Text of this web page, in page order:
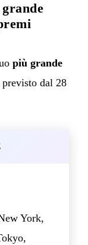
più grande
dal 28
York,